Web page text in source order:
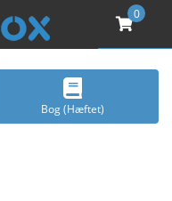
0
Bog (Hæftet)